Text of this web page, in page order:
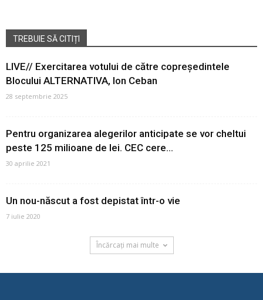
TREBUIE SĂ CITIȚI
LIVE// Exercitarea votului de către copreședintele
Blocului ALTERNATIVA, Ion Ceban
28 septembrie 2025
Pentru organizarea alegerilor anticipate se vor cheltui
peste 125 milioane de lei. CEC cere...
30 aprilie 2021
Un nou-născut a fost depistat într-o vie
7 iulie 2020
Încărcați mai multe